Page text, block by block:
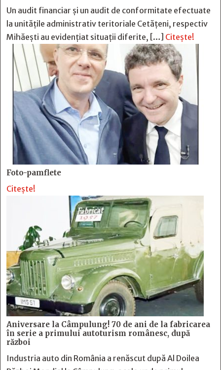
Un audit financiar și un audit de conformitate efectuate
la unitățile administrativ teritoriale Cetățeni, respectiv
Mihăești au evidențiat situații diferite, […] Citește!
Foto-pamflete
Citește!
Aniversare la Câmpulung! 70 de ani de la fabricarea
în serie a primului autoturism românesc, după
război
Industria auto din România a renăscut după Al Doilea